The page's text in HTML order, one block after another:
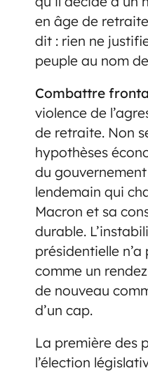
en âge de
dit : rien ne
peuple au nom
Combattre
violence de
de retraite. Non
hypothèses
du
lendemain qui
Macron et sa
durable.
présidentielle
comme un
de nouveau
d’un cap.
La première des
l’élection